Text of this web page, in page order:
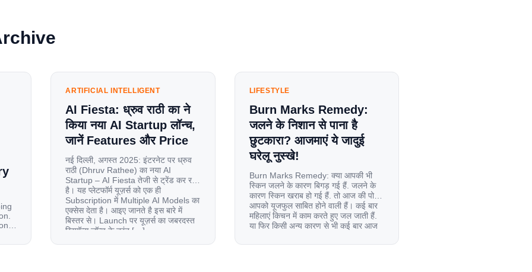
ARTIFICIAL INTELLIGENT
AI Fiesta: ध्रुव राठी का ने
किया नया AI Startup लॉन्च,
जानें Features और Price
नई दिल्ली, अगस्त 2025: इंटरनेट पर ध्रुव
राठी (Dhruv Rathee) का नया AI
Startup – AI Fiesta तेजी से ट्रेंड कर रहा
है। यह प्लेटफॉर्म यूज़र्स को एक ही
Subscription में Multiple AI Models का
एक्सेस देता है। आइए जानते है इस बारे में
बिस्तर से। Launch पर यूज़र्स का जबरदस्त
रिस्पॉन्स लॉन्च के तुरंत […]
LIFESTYLE
Burn Marks Remedy:
जलने के निशान से पाना है
छुटकारा? आजमाएं ये जादुई
घरेलू नुस्खे!
Burn Marks Remedy: क्या आपकी भी
स्किन जलने के कारण बिगड़ गई हैं. जलने के
कारण स्किन खराब हो गई हैं. तो आज की पोस्ट
आपको यूजफुल साबित होने वाली हैं। कई बार
महिलाएं किचन में काम करते हुए जल जाती हैं.
या फिर किसी अन्य कारण से भी कई बार आज